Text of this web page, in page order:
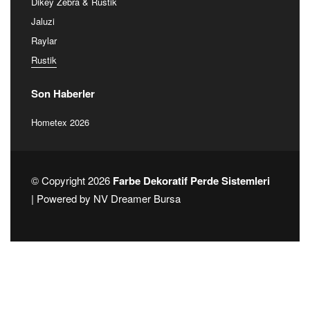
Teklif Alın
Ürünlerimiz
Diğer Ürünler
Son Haberler